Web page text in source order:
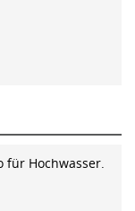
für Hochwasser.